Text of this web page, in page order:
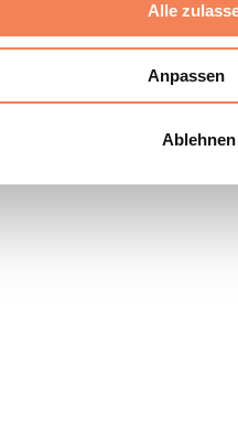
Verarbeitung Ihrer Daten
Alle
Anpassen
Ablehnen